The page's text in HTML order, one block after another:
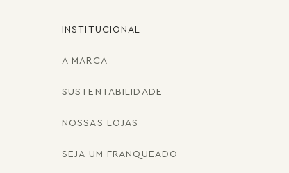
INSTITUCIONAL
A MARCA
SUSTENTABILIDADE
NOSSAS LOJAS
SEJA UM FRANQUEADO